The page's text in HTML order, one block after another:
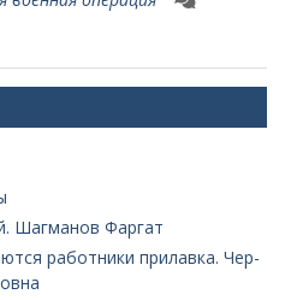
Шагманов Фаргат
работники прилавка. Чер­